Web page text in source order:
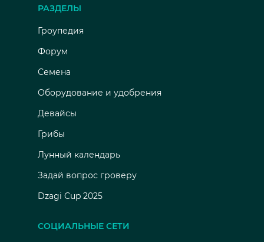
РАЗДЕЛЫ
Гроупедия
Форум
Семена
Оборудование и удобрения
Девайсы
Грибы
Лунный календарь
Задай вопрос гроверу
Dzagi Cup 2025
СОЦИАЛЬНЫЕ СЕТИ